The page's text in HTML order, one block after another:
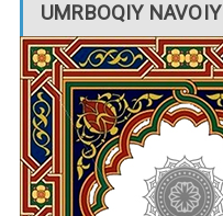
UMRBOQIY NAVOIY